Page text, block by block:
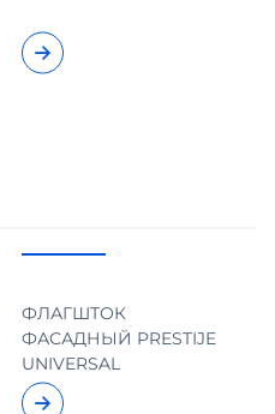
ФЛАГШТОК
ФАСАДНЫЙ PRESTIJE
UNIVERSAL